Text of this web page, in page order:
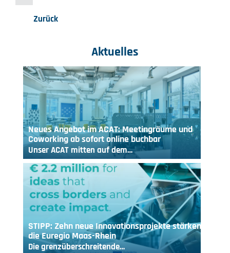
Zurück
Aktuelles
Neues Angebot im ACAT: Meetingräume und
Coworking ab sofort online buchbar
Unser ACAT mitten auf dem…
STIPP: Zehn neue Innovationsprojekte stärken
die Euregio Maas-Rhein
Die grenzüberschreitende…